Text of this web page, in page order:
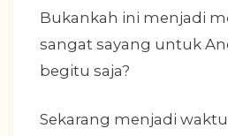
Bukankah ini menjadi
sangat sayang untuk
begitu saja?
Sekarang menjadi